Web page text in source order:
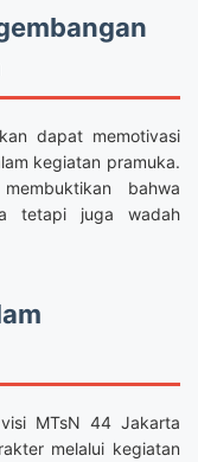
dapat memotivasi
kegiatan pramuka.
bahwa
tetapi juga wadah
MTsN 44 Jakarta
melalui kegiatan